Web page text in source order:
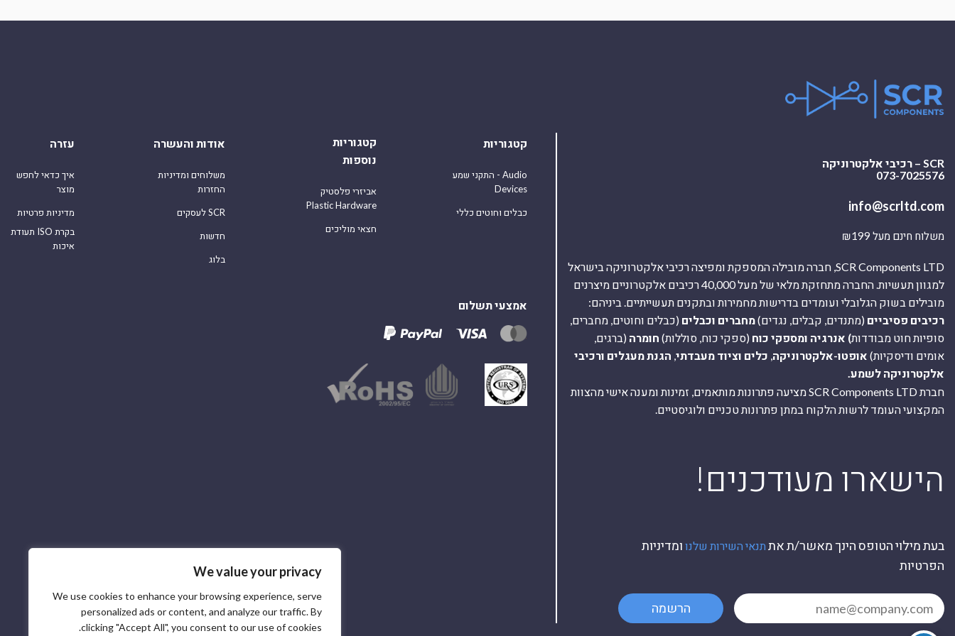
We value your privacy
We use cookies to enhance your browsing experience, serve
personalized ads or content, and analyze our traffic. By
clicking "Accept All", you consent to our use of cookies.
SCR – רכיבי אלקטרוניקה
073-7025576
info@scrltd.com
משלוח חינם מעל ₪199
SCR Components LTD, חברה מובילה המספקת ומפיצה רכיבי אלקטרוניקה בישראל
למגוון תעשיות. החברה מתחזקת מלאי של מעל 40,000 רכיבים אלקטרוניים מיצרנים
מובילים בשוק הגלובלי ועומדים בדרישות מחמירות ובתקנים תעשייתיים. ביניהם:
רכיבים פסיביים (מתנדים, קבלים, נגדים)מחברים וכבלים (כבלים וחוטים, מחברים,
סופיות חוט מבודדות) אנרגיה ומספקי כוח (ספקי כוח, סוללות) חומרה (ברגים,
אומים ודיסקיות) אופטו-אלקטרוניקה כלים וציוד מעבדתי הגנת מעגלים ורכיבי
אלקטרוניקה לשמע.
חברת SCR Components LTD מציעה פתרונות מותאמים, זמינות ומענה אישי מהצוות
המקצועי העומד לרשות הלקוח במתן פתרונות טכניים ולוגיסטיים.
!הישארו מעודכנים
בעת מילוי הטופס הינך מאשר/ת את תנאי השירות שלנו ומדיניות
הפרטיות
הרשמה
קטגוריות
התקני שמע - Audio
Devices
כבלים וחוטים כללי
קטגוריות
נוספות
אביזרי פלסטיק
Plastic Hardware
חצאי מוליכים
אודות והעשרה
משלוחים ומדיניות
החזרות
לעסקים SCR
חדשות
בלוג
עזרה
איך כדאי לחפש
מוצר
מדיניות פרטיות
תעודת ISO בקרת
איכות
אמצעי תשלום